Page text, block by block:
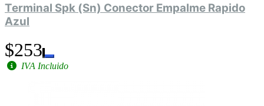
Terminal Spk (Sn) Conector Empalme Rapido
Azul
$253
IVA Incluido